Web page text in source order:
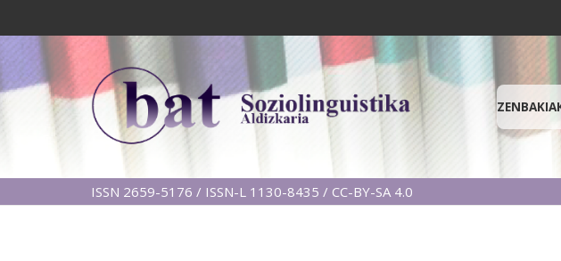
ISSN 2659-5176 / ISSN-L 1130-8435 / CC-BY-SA 4.0